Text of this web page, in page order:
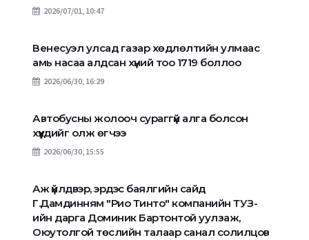
2026/07/01, 10:47
Венесуэл улсад газар хөдлөлтийн улмаас
амь насаа алдсан хүний тоо 1719 боллоо
2026/06/30, 16:29
Автобусны жолооч сураггүй алга болсон
хүүхдийг олж өгчээ
2026/06/30, 15:55
Аж үйлдвэр, эрдэс баялгийн сайд
Г.Дамдинням "Рио Тинто" компанийн ТУЗ-
ийн дарга Доминик Бартонтой уулзаж,
Оюутолгой төслийн талаар санал солилцов